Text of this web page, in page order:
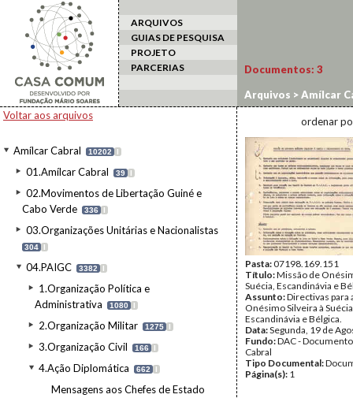
ARQUIVOS
GUIAS DE PESQUISA
PROJETO
PARCERIAS
Voltar aos arquivos
Amílcar Cabral 10202 I
01.Amílcar Cabral 39 I
02.Movimentos de Libertação Guiné e
Cabo Verde
336 I
03.Organizações Unitárias e Nacionalistas
304 I
04.PAIGC 3382 I
1.Organização Política e
Administrativa
1080 I
2.Organização Militar 1275 I
3.Organização Civil 166 I
4.Ação Diplomática 662 I
Mensagens aos Chefes de Estado
Documentos: 3
Arquivos >Amílcar
ordenar
Pasta:07198.169.151
Título:Missão de
Suécia, Escandinávia e
Assunto:Directivas para
Onésimo Silveira à
Escandinávia e Bélgica.
Data:Segunda, 19 de
Fundo:DAC -
Cabral
Tipo Documental:
Página(s): 1